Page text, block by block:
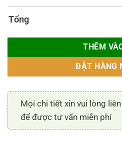
Tổng
THÊM
ĐẶT HÀNG
Mọi chi tiết xin vui lòng
để được tư vấn miễn phí